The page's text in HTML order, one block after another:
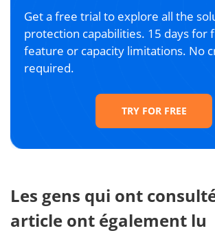
Get a free trial to explore all the
protection capabilities. 15 days for
feature or capacity limitations. No
required.
TRY FOR FREE
Les gens qui ont
article ont également lu